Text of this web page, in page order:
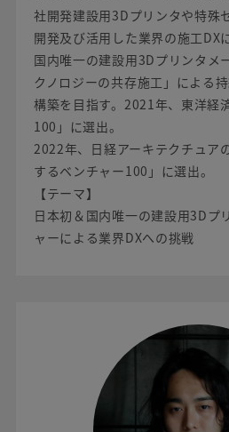
社開発建設用3Dプリンタや特殊
開発及び活用した業界の施工DX
国内唯一の建設用3Dプリンタメ
クノロジーの共存施工」による
構築を目指す。2021年、東洋経
100」に選出。
2022年、日経アーキテクチュア
するベンチャー100」に選出。
【テーマ】
日本初＆国内唯一の建設用3Dプ
ャーによる業界DXへの挑戦